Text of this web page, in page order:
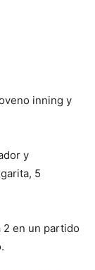
inning y
y
5
2 en un partido